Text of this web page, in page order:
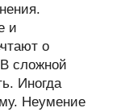
и
о
сложной
Иногда
Неумение